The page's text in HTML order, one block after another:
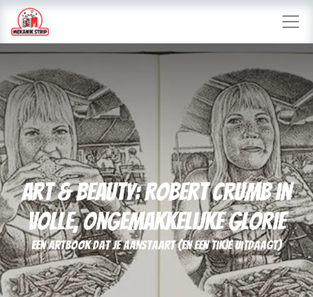
Art & Beauty: Robert Crumb in
volle, ongemakkelijke glorie
Een artbook dat je aanstaart (en een tikje uitdaagt)